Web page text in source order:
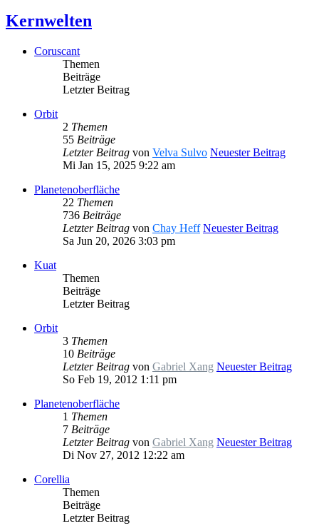
Kernwelten
Coruscant
Themen
Beiträge
Letzter Beitrag
Orbit
2 Themen
55 Beiträge
Letzter Beitrag von Velva Sulvo Neuester Beitrag
Mi Jan 15, 2025 9:22 am
Planetenoberfläche
22 Themen
736 Beiträge
Letzter Beitrag von Chay Heff Neuester Beitrag
Sa Jun 20, 2026 3:03 pm
Kuat
Themen
Beiträge
Letzter Beitrag
Orbit
3 Themen
10 Beiträge
Letzter Beitrag von Gabriel Xang Neuester Beitrag
So Feb 19, 2012 1:11 pm
Planetenoberfläche
1 Themen
7 Beiträge
Letzter Beitrag von Gabriel Xang Neuester Beitrag
Di Nov 27, 2012 12:22 am
Corellia
Themen
Beiträge
Letzter Beitrag